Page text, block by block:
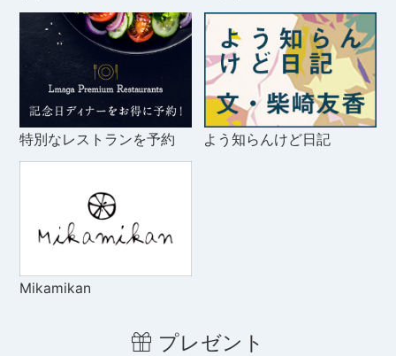
特別なレストランを予約 よう知らんけど日記
Mikamikan
プレゼント